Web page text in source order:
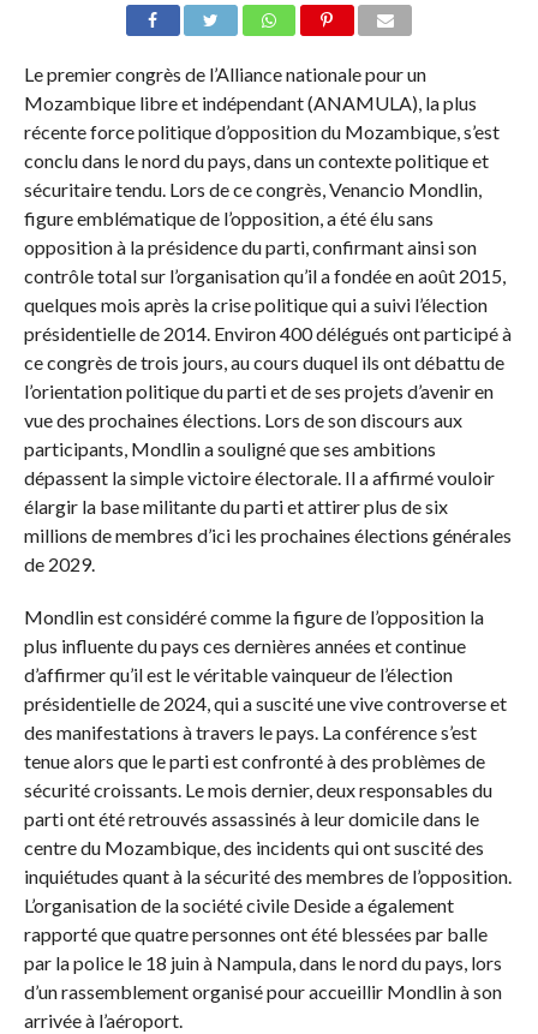
Le premier congrès de l’Alliance nationale pour un
Mozambique libre et indépendant (ANAMULA), la plus
récente force politique d’opposition du Mozambique, s’est
conclu dans le nord du pays, dans un contexte politique et
sécuritaire tendu. Lors de ce congrès, Venancio Mondlin,
figure emblématique de l’opposition, a été élu sans
opposition à la présidence du parti, confirmant ainsi son
contrôle total sur l’organisation qu’il a fondée en août 2015,
quelques mois après la crise politique qui a suivi l’élection
présidentielle de 2014. Environ 400 délégués ont participé à
ce congrès de trois jours, au cours duquel ils ont débattu de
l’orientation politique du parti et de ses projets d’avenir en
vue des prochaines élections. Lors de son discours aux
participants, Mondlin a souligné que ses ambitions
dépassent la simple victoire électorale. Il a affirmé vouloir
élargir la base militante du parti et attirer plus de six
millions de membres d’ici les prochaines élections générales
de 2029.
Mondlin est considéré comme la figure de l’opposition la
plus influente du pays ces dernières années et continue
d’affirmer qu’il est le véritable vainqueur de l’élection
présidentielle de 2024, qui a suscité une vive controverse et
des manifestations à travers le pays. La conférence s’est
tenue alors que le parti est confronté à des problèmes de
sécurité croissants. Le mois dernier, deux responsables du
parti ont été retrouvés assassinés à leur domicile dans le
centre du Mozambique, des incidents qui ont suscité des
inquiétudes quant à la sécurité des membres de l’opposition.
L’organisation de la société civile Deside a également
rapporté que quatre personnes ont été blessées par balle
par la police le 18 juin à Nampula, dans le nord du pays, lors
d’un rassemblement organisé pour accueillir Mondlin à son
arrivée à l’aéroport.